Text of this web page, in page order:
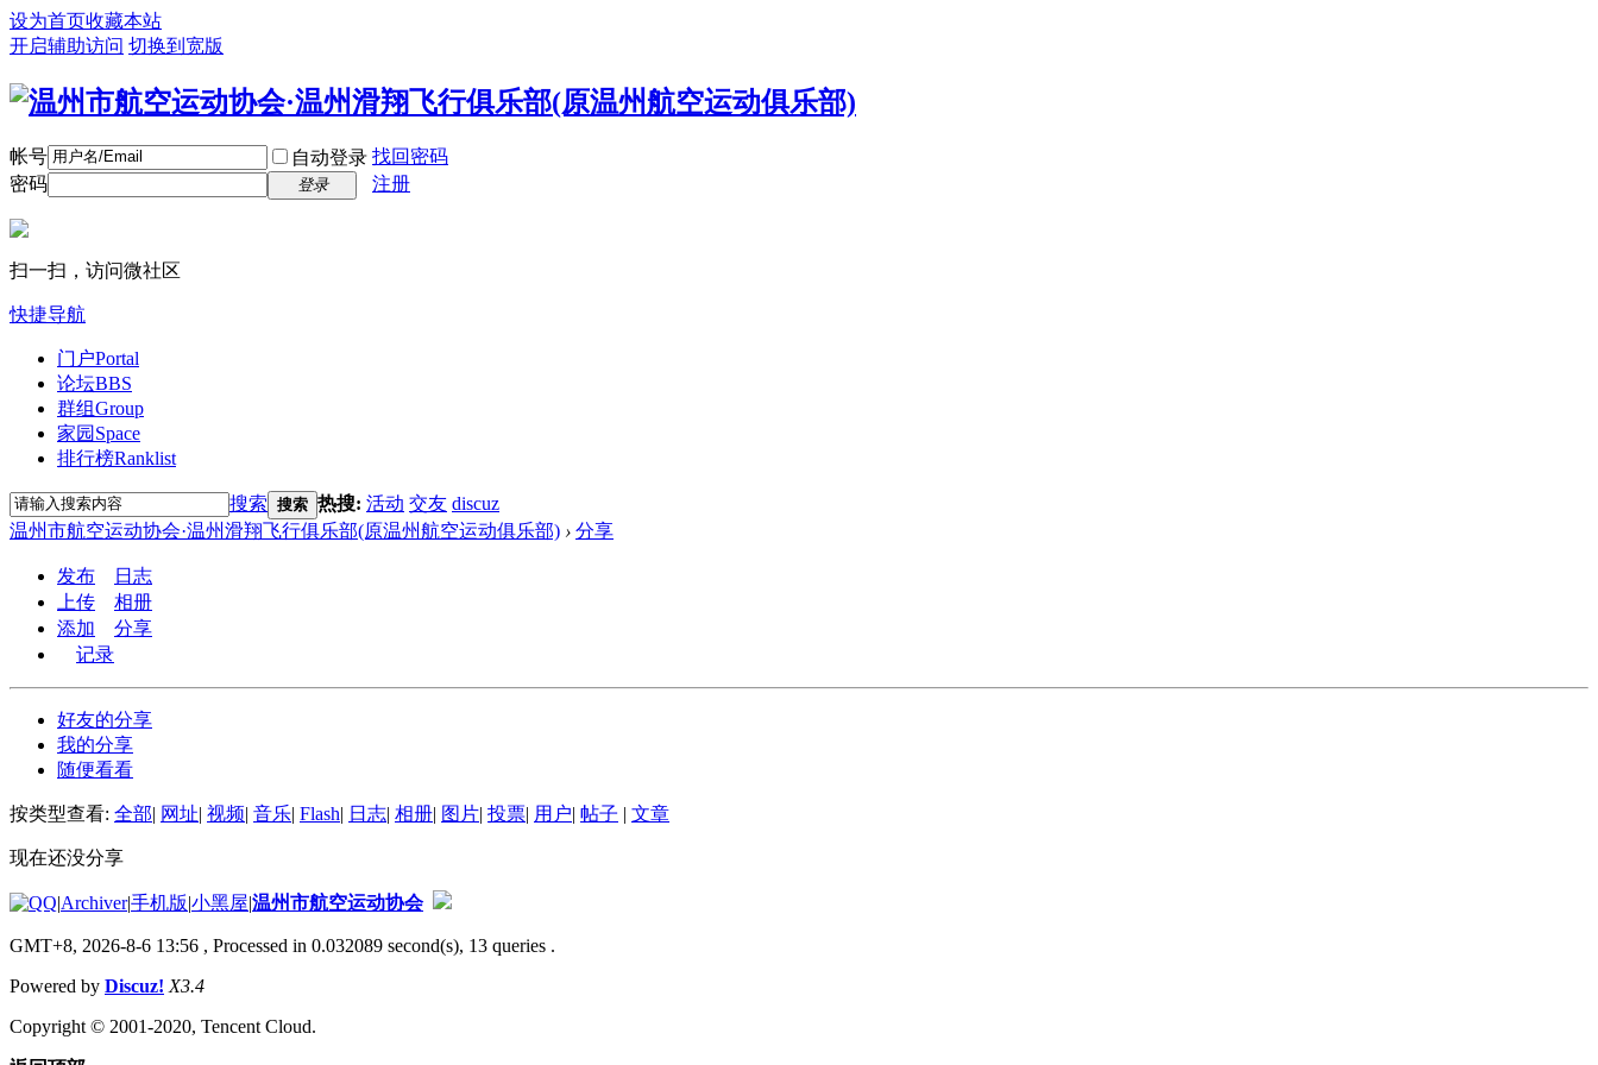
设为首页收藏本站
开启辅助访问 切换到宽版
帐号 自动登录 找回密码
密码
登录 注册
扫一扫，访问微社区
快捷导航
门户Portal
论坛BBS
群组Group
家园 Space
排行榜Ranklist
搜索 搜索 热搜: 活动 交友 discuz
温州市航空运动协会·温州滑翔飞行俱乐部(原温州航空运动俱乐部) › 分享
发布
日志
上传
相册
添加
分享
记录
好友的分享
我的分享
随便看看
按类型查看: 全部| 网址| 视频| 音乐| Flash| 日志| 相册| 图片| 投票| 用户| 帖子 | 文章
现在还没分享
|Archiver|手机版|小黑屋|温州市航空运动协会
GMT+8, 2026-8-6 13:56 , Processed in 0.032089 second(s), 13 queries .
Powered by Discuz! X3.4
Copyright © 2001-2020, Tencent Cloud.